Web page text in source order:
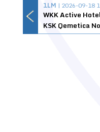
1LM | 2026-09-18
WKK Active